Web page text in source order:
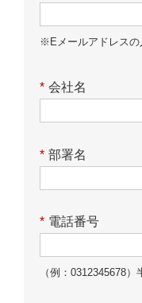
※Eメールアドレスの
* 会社名
* 部署名
* 電話番号
（例：0312345678）